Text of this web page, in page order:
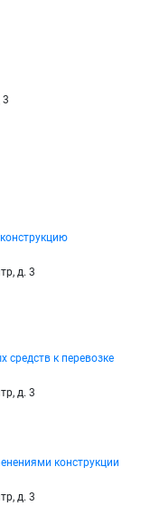
3
д. 3
средств к перевозке
д. 3
конструкции
д. 3